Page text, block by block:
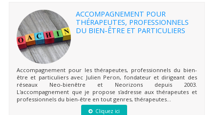
ACCOMPAGNEMENT POUR
THÉRAPEUTES, PROFESSIONNELS
DU BIEN-ÊTRE ET PARTICULIERS
Accompagnement pour les thérapeutes, professionnels du bien-
être et particuliers avec Julien Peron, fondateur et dirigeant des
réseaux Neo-bienêtre et Neorizons depuis 2003.
L'accompagnement que je propose s'adresse aux thérapeutes et
professionnels du bien-être en tout genres, thérapeutes...
Cliquez ici